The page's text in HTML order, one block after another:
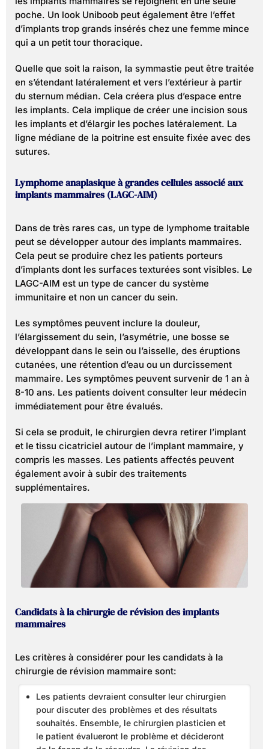
poche. Un look Uniboob peut également être l’effet
d’implants trop grands insérés chez une femme mince
qui a un petit tour thoracique.
Quelle que soit la raison, la symmastie peut être traitée
en s’étendant latéralement et vers l’extérieur à partir
du sternum médian. Cela créera plus d’espace entre
les implants. Cela implique de créer une incision sous
les implants et d’élargir les poches latéralement. La
ligne médiane de la poitrine est ensuite fixée avec des
sutures.
Lymphome anaplasique à grandes cellules associé aux
implants mammaires (LAGC-AIM)
Dans de très rares cas, un type de lymphome traitable
peut se développer autour des implants mammaires.
Cela peut se produire chez les patients porteurs
d’implants dont les surfaces texturées sont visibles. Le
LAGC-AIM est un type de cancer du système
immunitaire et non un cancer du sein.
Les symptômes peuvent inclure la douleur,
l’élargissement du sein, l’asymétrie, une bosse se
développant dans le sein ou l’aisselle, des éruptions
cutanées, une rétention d’eau ou un durcissement
mammaire. Les symptômes peuvent survenir de 1 an à
8-10 ans. Les patients doivent consulter leur médecin
immédiatement pour être évalués.
Si cela se produit, le chirurgien devra retirer l’implant
et le tissu cicatriciel autour de l’implant mammaire, y
compris les masses. Les patients affectés peuvent
également avoir à subir des traitements
supplémentaires.
Candidats à la chirurgie de révision des implants
mammaires
Les critères à considérer pour les candidats à la
chirurgie de révision mammaire sont:
Les patients devraient consulter leur chirurgien
pour discuter des problèmes et des résultats
souhaités. Ensemble, le chirurgien plasticien et
le patient évalueront le problème et décideront